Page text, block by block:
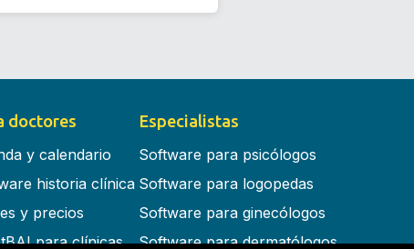
doctores
y calendario
historia clínica
y precios
para clínicas
Especialistas
Software para psicólogos
Software para logopedas
Software para ginecólogos
Software para dermatólogos